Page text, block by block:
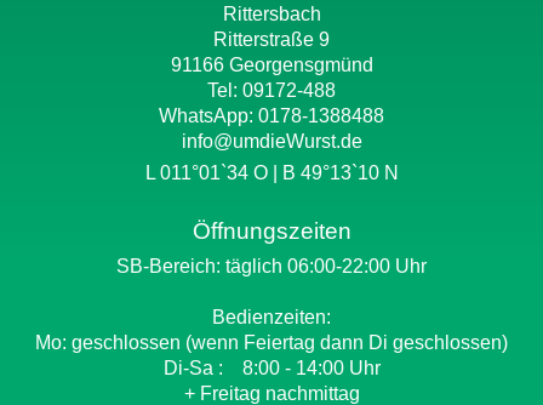
Rittersbach
Ritterstraße 9
91166 Georgensgmünd
Tel: 09172-488
WhatsApp: 0178-1388488
info@umdieWurst.de
L 011°01`34 O | B 49°13`10 N
Öffnungszeiten
SB-Bereich: täglich 06:00-22:00 Uhr
Bedienzeiten:
Mo: geschlossen (wenn Feiertag dann Di geschlossen)
Di-Sa : 8:00 - 14:00 Uhr
+ Freitag nachmittag